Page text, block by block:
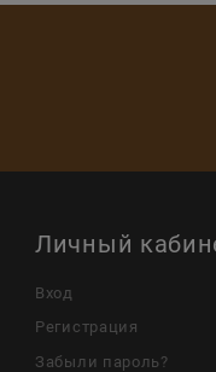
Личный
Вход
Регистрация
Забыли пароль?